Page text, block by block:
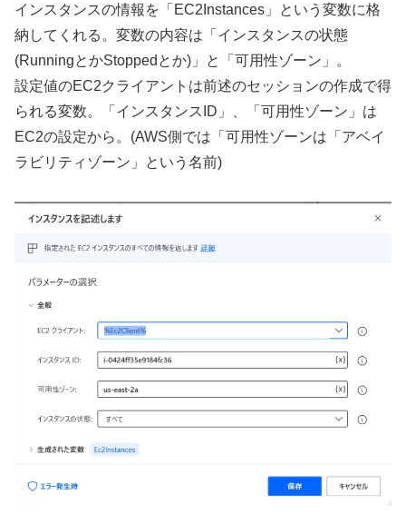
インスタンスの情報を「EC2Instances」という変数に格
納してくれる。変数の内容は「インスタンスの状態
(RunningとかStoppedとか)」と「可用性ゾーン」。
設定値のEC2クライアントは前述のセッションの作成で得
られる変数。「インスタンスID」、「可用性ゾーン」は
EC2の設定から。(AWS側では「可用性ゾーンは「アベイ
ラビリティゾーン」という名前)